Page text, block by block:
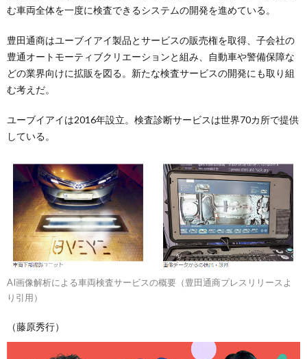
む車両全体を一度に検査できるシステムの開発を進めている。
豊田通商はユーブイアイ製品とサービスの販売権を取得、子会社の
豊通オートモーティブクリエーションと組み、自動車や警備保障な
どの業界向けに拡販を図る。新たな検査サービスの開発にも取り組
む考えだ。
ユーブイアイは2016年設立。検査診断サービスは世界70カ所で提供
している。
AI画像解析による車両検査サービスの概要（豊田通商プレスリリースよ
り引用）
（藤原秀行）